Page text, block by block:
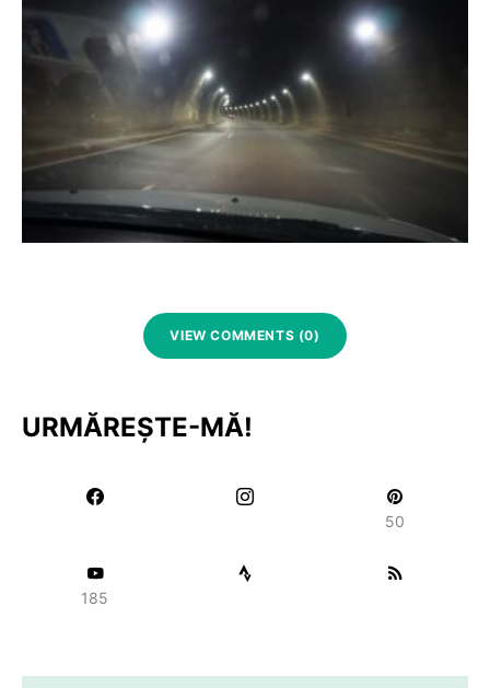
VIEW COMMENTS (0)
URMĂREȘTE-MĂ!
50
185